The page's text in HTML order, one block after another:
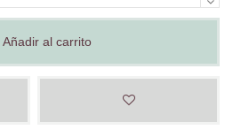
Añadir al carrito